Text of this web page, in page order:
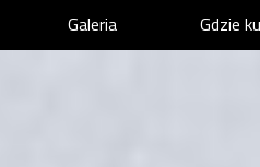
Galeria Gdzie